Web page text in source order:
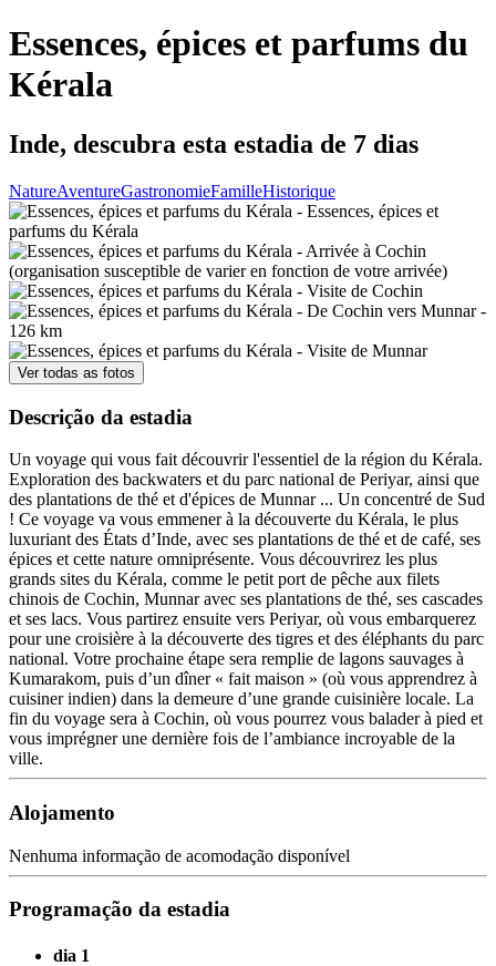
Essences, épices et parfums du
Kérala
Inde, descubra esta estadia de 7 dias
NatureAventureGastronomieFamilleHistorique
Ver todas as fotos
Descrição da estadia
Un voyage qui vous fait découvrir l'essentiel de la région du Kérala.
Exploration des backwaters et du parc national de Periyar, ainsi que
des plantations de thé et d'épices de Munnar ... Un concentré de Sud
! Ce voyage va vous emmener à la découverte du Kérala, le plus
luxuriant des États d’Inde, avec ses plantations de thé et de café, ses
épices et cette nature omniprésente. Vous découvrirez les plus
grands sites du Kérala, comme le petit port de pêche aux filets
chinois de Cochin, Munnar avec ses plantations de thé, ses cascades
et ses lacs. Vous partirez ensuite vers Periyar, où vous embarquerez
pour une croisière à la découverte des tigres et des éléphants du parc
national. Votre prochaine étape sera remplie de lagons sauvages à
Kumarakom, puis d’un dîner « fait maison » (où vous apprendrez à
cuisiner indien) dans la demeure d’une grande cuisinière locale. La
fin du voyage sera à Cochin, où vous pourrez vous balader à pied et
vous imprégner une dernière fois de l’ambiance incroyable de la
ville.
Alojamento
Nenhuma informação de acomodação disponível
Programação da estadia
dia 1